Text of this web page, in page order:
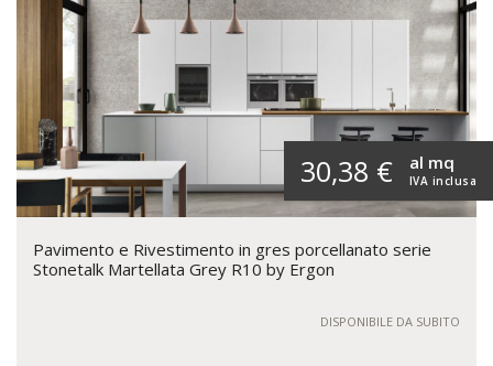
30,38 € IVA inclusa
al mq
Pavimento e Rivestimento in gres porcellanato serie
Stonetalk Martellata Grey R10 by Ergon
DISPONIBILE DA SUBITO